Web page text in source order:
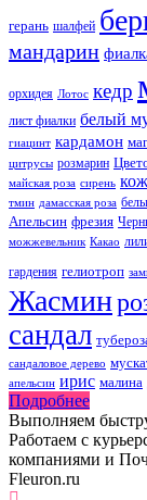
герань шалфей
мандарин
орхидея Лотос кедр
лист фиалки белый
гиацинт кардамон
цитрусы розмарин
майская роза сирень
тмин дамасская роза
Апельсин фрезия
можжевельник Какао
гардения гелиотроп
Жасмин
сандал
сандаловое дерево
апельсин ирис малина
Подробнее
Выполняем
Работаем с
компаниями и
Fleuron.ru